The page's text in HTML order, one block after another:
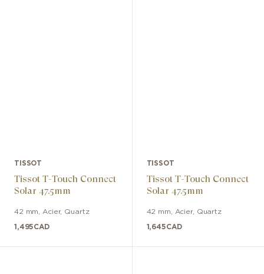
TISSOT
Tissot T-Touch Connect
Solar 47.5mm
42 mm Acier, Quartz
1,495CAD
TISSOT
Tissot T-Touch Connect
Solar 47.5mm
42 mm Acier, Quartz
1,645CAD